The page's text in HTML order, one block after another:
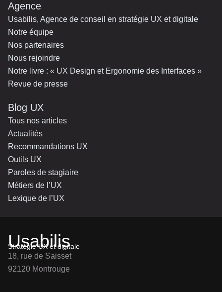
Agence
Usabilis, Agence de conseil en stratégie UX et digitale
Notre équipe
Nos partenaires
Nous rejoindre
Notre livre : « UX Design et Ergonomie des Interfaces »
Revue de presse
Blog UX
Tous nos articles
Actualités
Recommandations UX
Outils UX
Paroles de stagiaire
Métiers de l’UX
Lexique de l’UX
Usabilis
Stratégie UX et digitale
18, rue de Saisset
92120 Montrouge